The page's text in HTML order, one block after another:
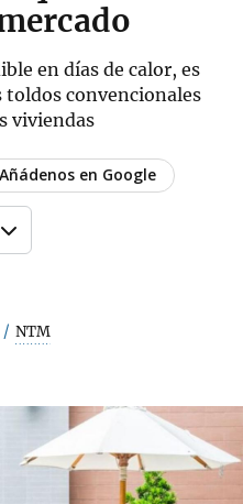
en días de calor, es
toldos convencionales
viviendas
NTM
Añádenos en Google